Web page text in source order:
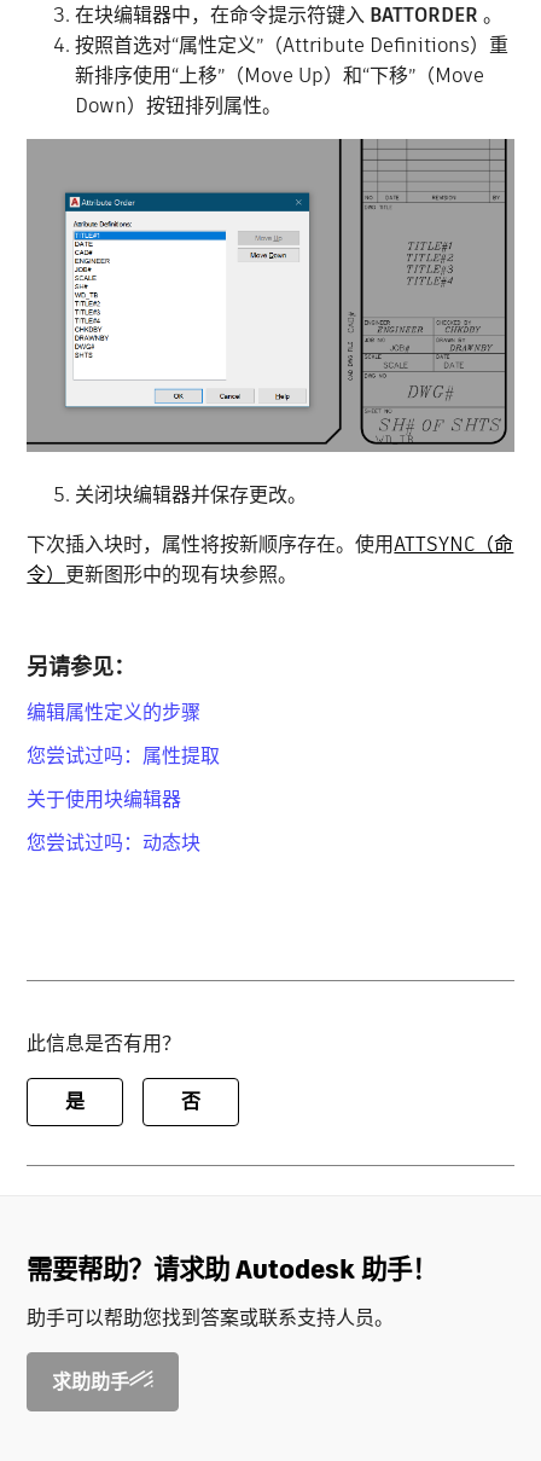
在块编辑器中，在命令提示符键入 BATTORDER。
按照首选对“属性定义”（Attribute Definitions）重
新排序使用“上移”（Move Up）和“下移”（Move
Down）按钮排列属性。
关闭块编辑器并保存更改。
下次插入块时，属性将按新顺序存在。使用ATTSYNC（命
令） 更新图形中的现有块参照。
另请参见：
编辑属性定义的步骤
您尝试过吗：属性提取
关于使用块编辑器
您尝试过吗：动态块
此信息是否有用？
是 否
需要帮助？请求助 Autodesk 助手！
助手可以帮助您找到答案或联系支持人员。
求助助手